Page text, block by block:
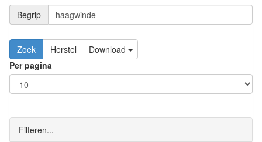
Begrip
Zoek Herstel
Download
Per pagina
Filteren...